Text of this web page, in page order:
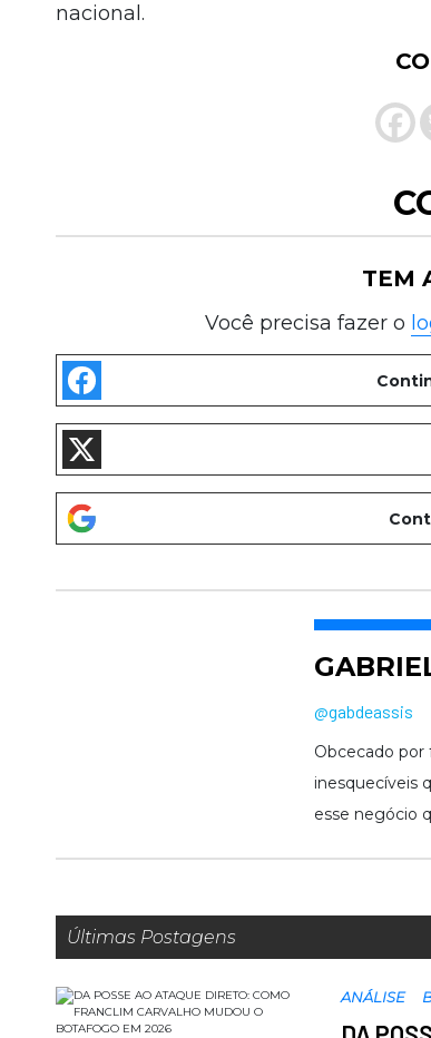
nacional.
TEM
Você precisa fazer o
@gabdeassis
Obcecado
inesquecíveis
esse negócio
Últimas Postagens
ANÁLISE